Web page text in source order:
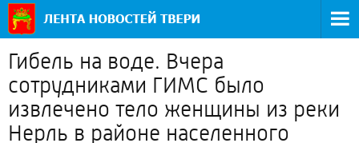
Гибель на воде. Вчера
сотрудниками ГИМС было
извлечено тело женщины из реки
Нерль в районе населенного